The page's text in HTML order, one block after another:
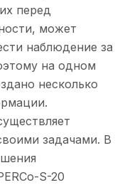
перед
может
наблюдение за
на одном
несколько
задачами. В
S-20